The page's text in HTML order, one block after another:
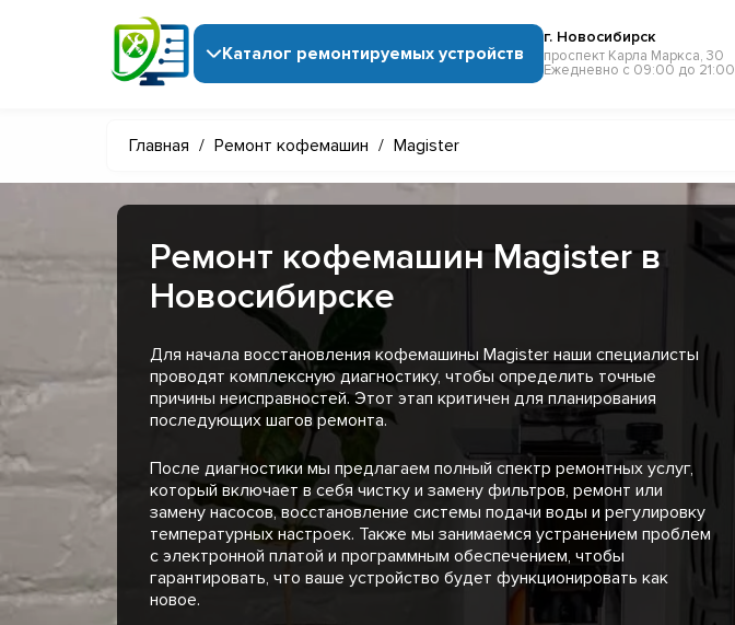
Каталог ремонтируемых устройств
г. Новосибирск
проспект Карла Маркса, 30
Ежедневно с 09:00 до 21:00
Главная / Ремонт кофемашин / Magister
Ремонт кофемашин Magister в
Новосибирске
Для начала восстановления кофемашины Magister наши специалисты
проводят комплексную диагностику, чтобы определить точные
причины неисправностей. Этот этап критичен для планирования
последующих шагов ремонта.
После диагностики мы предлагаем полный спектр ремонтных услуг,
который включает в себя чистку и замену фильтров, ремонт или
замену насосов, восстановление системы подачи воды и регулировку
температурных настроек. Также мы занимаемся устранением проблем
с электронной платой и программным обеспечением, чтобы
гарантировать, что ваше устройство будет функционировать как
новое.